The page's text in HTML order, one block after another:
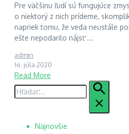
Pre väčšinu ľudí sú fungujúce
o niektorý z nich prídeme,
napriek tomu, že veda neustále
ešte nepodarilo nájsť ...
admin
16. júla 2020
Read More
Hľadať:
Najnovšie